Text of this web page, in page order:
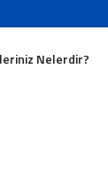
Nelerdir?